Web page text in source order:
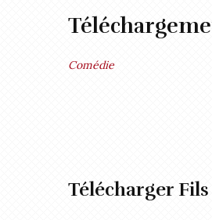
Comédie
Télécharger